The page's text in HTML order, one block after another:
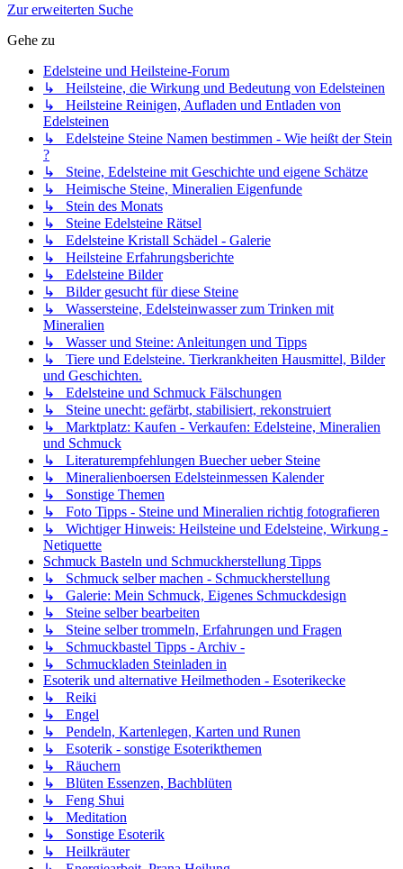
Zur erweiterten Suche
Gehe zu
Edelsteine und Heilsteine-Forum
↳ Heilsteine, die Wirkung und Bedeutung von Edelsteinen
↳ Heilsteine Reinigen, Aufladen und Entladen von
Edelsteinen
↳ Edelsteine Steine Namen bestimmen - Wie heißt der Stein
?
↳ Steine, Edelsteine mit Geschichte und eigene Schätze
↳ Heimische Steine, Mineralien Eigenfunde
↳ Stein des Monats
↳ Steine Edelsteine Rätsel
↳ Edelsteine Kristall Schädel - Galerie
↳ Heilsteine Erfahrungsberichte
↳ Edelsteine Bilder
↳ Bilder gesucht für diese Steine
↳ Wassersteine, Edelsteinwasser zum Trinken mit
Mineralien
↳ Wasser und Steine: Anleitungen und Tipps
↳ Tiere und Edelsteine. Tierkrankheiten Hausmittel, Bilder
und Geschichten.
↳ Edelsteine und Schmuck Fälschungen
↳ Steine unecht: gefärbt, stabilisiert, rekonstruiert
↳ Marktplatz: Kaufen - Verkaufen: Edelsteine, Mineralien
und Schmuck
↳ Literaturempfehlungen Buecher ueber Steine
↳ Mineralienboersen Edelsteinmessen Kalender
↳ Sonstige Themen
↳ Foto Tipps - Steine und Mineralien richtig fotografieren
↳ Wichtiger Hinweis: Heilsteine und Edelsteine, Wirkung -
Netiquette
Schmuck Basteln und Schmuckherstellung Tipps
↳ Schmuck selber machen - Schmuckherstellung
↳ Galerie: Mein Schmuck, Eigenes Schmuckdesign
↳ Steine selber bearbeiten
↳ Steine selber trommeln, Erfahrungen und Fragen
↳ Schmuckbastel Tipps - Archiv -
↳ Schmuckladen Steinladen in
Esoterik und alternative Heilmethoden - Esoterikecke
↳ Reiki
↳ Engel
↳ Pendeln, Kartenlegen, Karten und Runen
↳ Esoterik - sonstige Esoterikthemen
↳ Räuchern
↳ Blüten Essenzen, Bachblüten
↳ Feng Shui
↳ Meditation
↳ Sonstige Esoterik
↳ Heilkräuter